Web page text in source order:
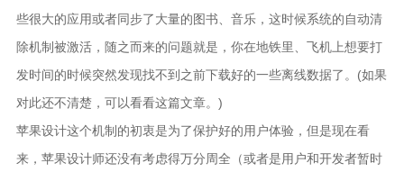
些很大的应用或者同步了大量的图书、音乐，这时候系统的自动清
除机制被激活，随之而来的问题就是，你在地铁里、飞机上想要打
发时间的时候突然发现找不到之前下载好的一些离线数据了。(如果
对此还不清楚，可以看看这篇文章。)
苹果设计这个机制的初衷是为了保护好的用户体验，但是现在看
来，苹果设计师还没有考虑得万分周全（或者是用户和开发者暂时